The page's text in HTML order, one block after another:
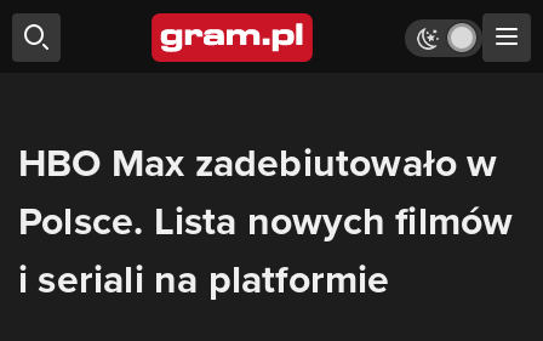
HBO Max zadebiutowało w
Polsce. Lista nowych filmów
i seriali na platformie